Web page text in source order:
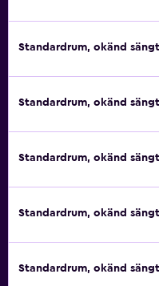
Standardrum, okänd
Standardrum, okänd
Standardrum, okänd
Standardrum, okänd
Standardrum, okänd